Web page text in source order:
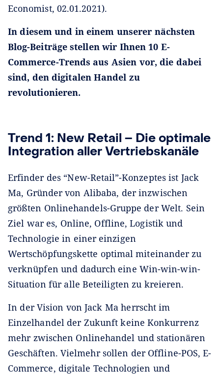
Economist, 02.01.2021).
In diesem und in einem unserer nächsten
Blog-Beiträge stellen wir Ihnen 10 E-
Commerce-Trends aus Asien vor, die dabei
sind, den digitalen Handel zu
revolutionieren.
Trend 1: New Retail – Die optimale
Integration aller Vertriebskanäle
Erfinder des “New-Retail”-Konzeptes ist Jack
Ma, Gründer von Alibaba, der inzwischen
größten Onlinehandels-Gruppe der Welt. Sein
Ziel war es, Online, Offline, Logistik und
Technologie in einer einzigen
Wertschöpfungskette optimal miteinander zu
verknüpfen und dadurch eine Win-win-win-
Situation für alle Beteiligten zu kreieren.
In der Vision von Jack Ma herrscht im
Einzelhandel der Zukunft keine Konkurrenz
mehr zwischen Onlinehandel und stationären
Geschäften. Vielmehr sollen der Offline-POS, E-
Commerce, digitale Technologien und